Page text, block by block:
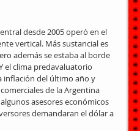
desde 2005 operó en el
vertical. Más sustancial es
además se estaba al borde
el clima predavaluatorio
inflación del último año y
de la Argentina
asesores económicos
demandaran el dólar a